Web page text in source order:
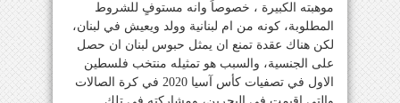
موهبته الكبيرة ، خصوصاً وانه مستوفٍ للشروط
المطلوبة، كونه من ام لبنانية وولد ويعيش في لبنان،
لكن هناك عقدة تمنع ان يمثل حبوس لبنان ان حصل
على الجنسية، والسبب هو تمثيله منتخب فلسطين
الاول في تصفيات كأس آسيا 2020 في كرة الصالات